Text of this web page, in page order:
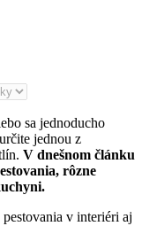
sa jednoducho
jednou z
V dnešnom článku
rôzne
v interiéri aj